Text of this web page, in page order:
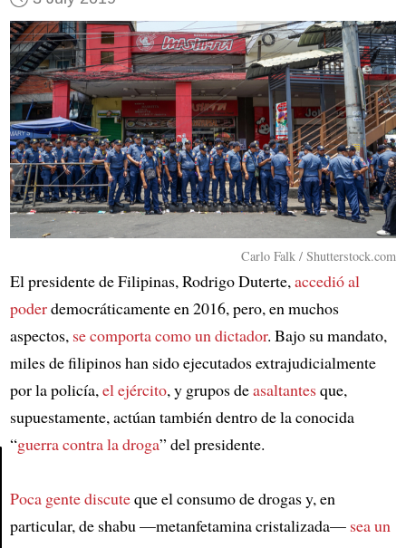
Article
Carlo Falk / Shutterstock.com
El presidente de Filipinas, Rodrigo Duterte,accedió al
poderdemocráticamente en 2016, pero, en muchos
aspectos, se comporta como un dictador. Bajo su mandato,
miles de filipinos han sido ejecutados extrajudicialmente
por la policía,el ejército, y grupos deasaltantesque,
supuestamente, actúan también dentro de la conocida
“guerra contra la droga” del presidente.
Poca gente discuteque el consumo de drogas y, en
particular, de shabu —metanfetamina cristalizada— sea un